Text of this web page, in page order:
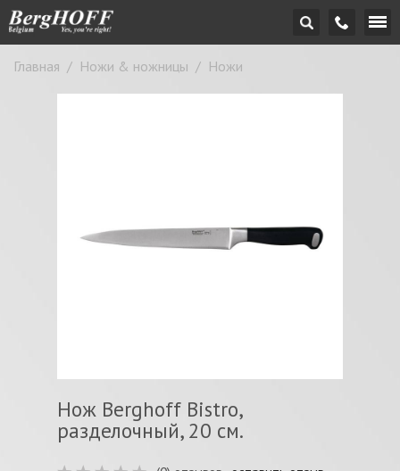
Главная / Ножи & ножницы / Ножи
Нож Berghoff Bistro,
разделочный, 20 см.